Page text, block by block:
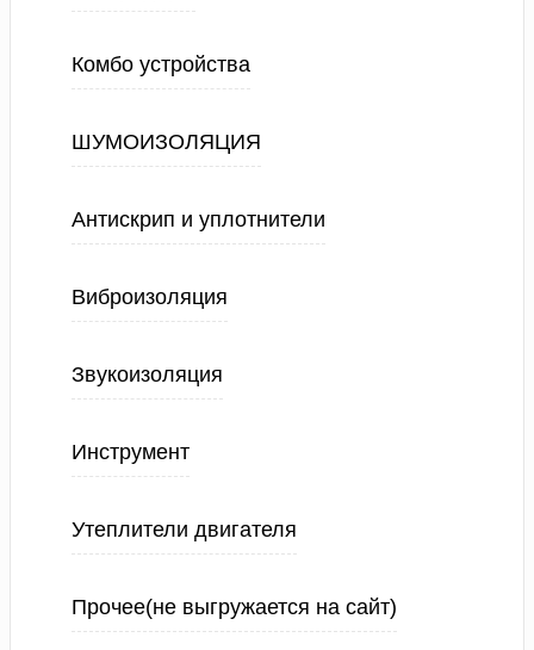
Комбо устройства
ШУМОИЗОЛЯЦИЯ
Антискрип и уплотнители
Виброизоляция
Звукоизоляция
Инструмент
Утеплители двигателя
Прочее(не выгружается на сайт)